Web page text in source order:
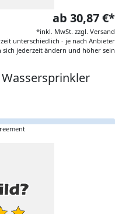
ab 30,87 €*
*inkl. MwSt. zzgl. Versand
unterschiedlich - je nach Anbieter
sich jederzeit ändern und höher sein